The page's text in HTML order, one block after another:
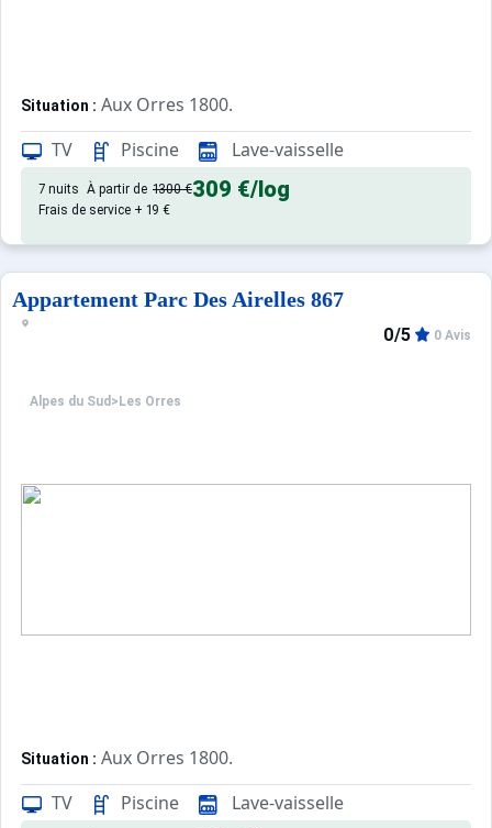
Situation : Aux Orres 1800.
Appartement de particulier :Confortable et tout équipé.
TV Piscine Lave-vaisselle
7 nuits À partir de 1300 €309 €/log
Frais de service + 19 €
Appartement Parc Des Airelles 867
Alpes du Sud > Les Orres
0/5 0 Avis
Situation : Aux Orres 1800.
Appartement de particulier :Confortable et tout équipé.
TV Piscine Lave-vaisselle